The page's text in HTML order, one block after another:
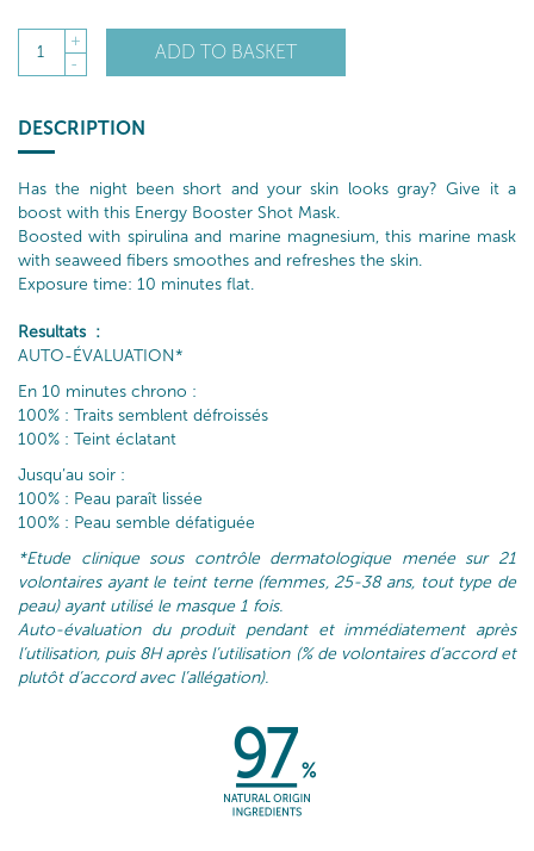
1
+
-
ADD TO BASKET
DESCRIPTION
Has the night been short and your skin looks gray? Give it a
boost with this Energy Booster Shot Mask.
Boosted with spirulina and marine magnesium, this marine mask
with seaweed fibers smoothes and refreshes the skin.
Exposure time: 10 minutes flat.
Resultats :
AUTO-ÉVALUATION*
En 10 minutes chrono :
100% : Traits semblent défroissés
100% : Teint éclatant
Jusqu’au soir :
100% : Peau paraît lissée
100% : Peau semble défatiguée
*Etude clinique sous contrôle dermatologique menée sur 21
volontaires ayant le teint terne (femmes, 25-38 ans, tout type de
peau) ayant utilisé le masque 1 fois.
Auto-évaluation du produit pendant et immédiatement après
l’utilisation, puis 8H après l’utilisation (% de volontaires d’accord et
plutôt d’accord avec l’allégation).